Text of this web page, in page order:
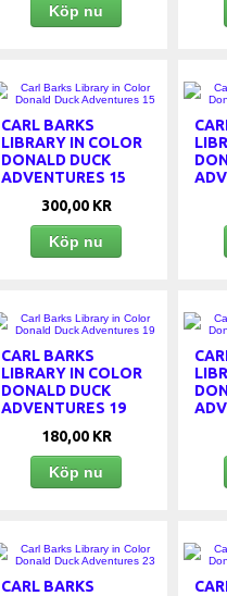
Köp nu
CARL BARKS
LIBRARY IN COLOR
DONALD DUCK
ADVENTURES 15
300,00 KR
Köp nu
CARL BARKS
LIBRARY IN COLOR
DONALD DUCK
ADVENTURES 19
180,00 KR
Köp nu
CARL BARKS